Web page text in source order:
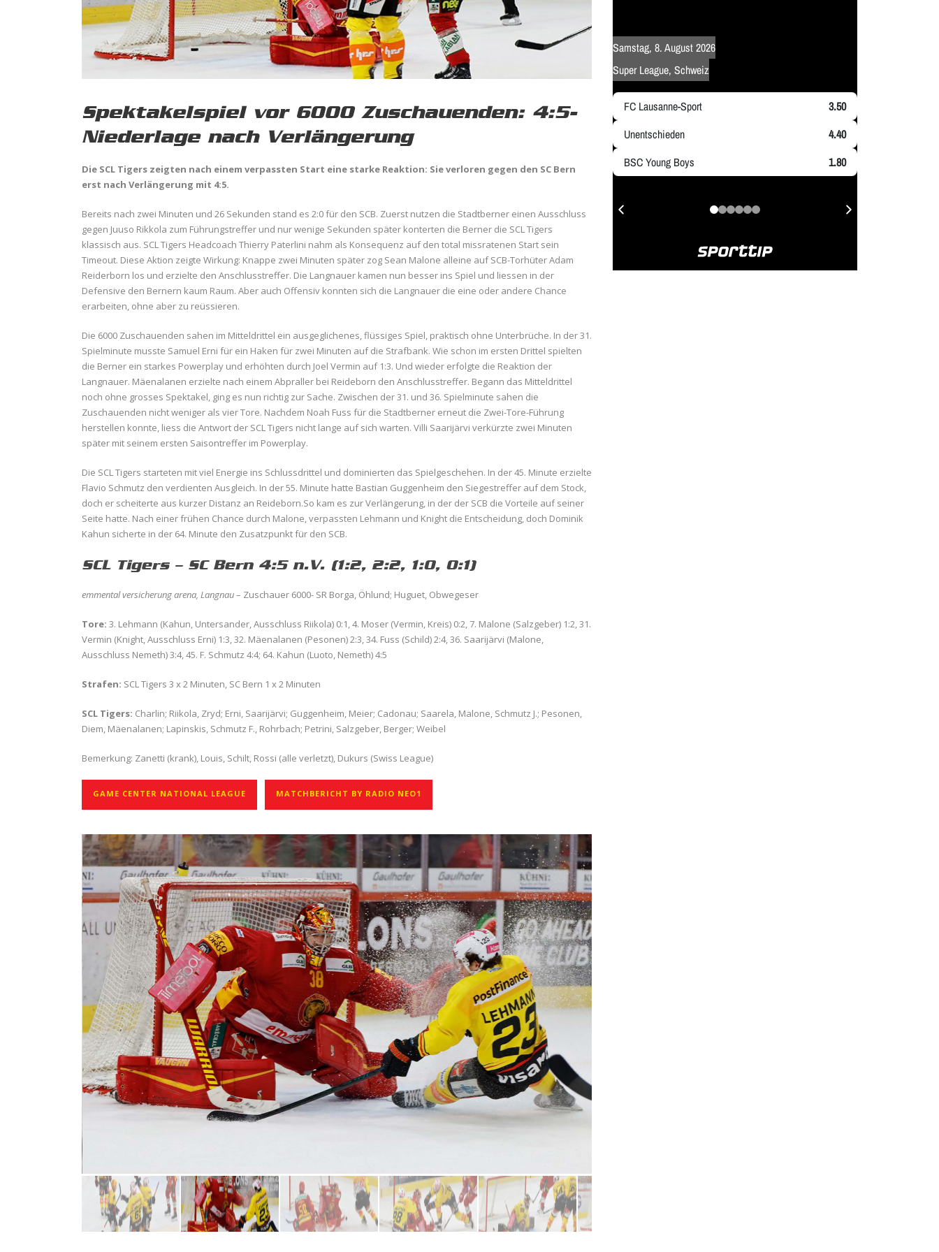
Spektakelspiel vor 6000 Zuschauenden: 4:5-
Niederlage nach Verlängerung
Die SCL Tigers zeigten nach einem verpassten Start eine starke Reaktion: Sie verloren gegen den SC Bern
erst nach Verlängerung mit 4:5.
Bereits nach zwei Minuten und 26 Sekunden stand es 2:0 für den SCB. Zuerst nutzen die Stadtberner einen Ausschluss
gegen Juuso Rikkola zum Führungstreffer und nur wenige Sekunden später konterten die Berner die SCL Tigers
klassisch aus. SCL Tigers Headcoach Thierry Paterlini nahm als Konsequenz auf den total missratenen Start sein
Timeout. Diese Aktion zeigte Wirkung: Knappe zwei Minuten später zog Sean Malone alleine auf SCB-Torhüter Adam
Reiderborn los und erzielte den Anschlusstreffer. Die Langnauer kamen nun besser ins Spiel und liessen in der
Defensive den Bernern kaum Raum. Aber auch Offensiv konnten sich die Langnauer die eine oder andere Chance
erarbeiten, ohne aber zu reüssieren.
Die 6000 Zuschauenden sahen im Mitteldrittel ein ausgeglichenes, flüssiges Spiel, praktisch ohne Unterbrüche. In der 31.
Spielminute musste Samuel Erni für ein Haken für zwei Minuten auf die Strafbank. Wie schon im ersten Drittel spielten
die Berner ein starkes Powerplay und erhöhten durch Joel Vermin auf 1:3. Und wieder erfolgte die Reaktion der
Langnauer. Mäenalanen erzielte nach einem Abpraller bei Reideborn den Anschlusstreffer. Begann das Mitteldrittel
noch ohne grosses Spektakel, ging es nun richtig zur Sache. Zwischen der 31. und 36. Spielminute sahen die
Zuschauenden nicht weniger als vier Tore. Nachdem Noah Fuss für die Stadtberner erneut die Zwei-Tore-Führung
herstellen konnte, liess die Antwort der SCL Tigers nicht lange auf sich warten. Villi Saarijärvi verkürzte zwei Minuten
später mit seinem ersten Saisontreffer im Powerplay.
Die SCL Tigers starteten mit viel Energie ins Schlussdrittel und dominierten das Spielgeschehen. In der 45. Minute erzielte
Flavio Schmutz den verdienten Ausgleich. In der 55. Minute hatte Bastian Guggenheim den Siegestreffer auf dem Stock,
doch er scheiterte aus kurzer Distanz an Reideborn.So kam es zur Verlängerung, in der der SCB die Vorteile auf seiner
Seite hatte. Nach einer frühen Chance durch Malone, verpassten Lehmann und Knight die Entscheidung, doch Dominik
Kahun sicherte in der 64. Minute den Zusatzpunkt für den SCB.
SCL Tigers – SC Bern 4:5 n.V. (1:2, 2:2, 1:0, 0:1)
emmental versicherung arena, Langnau– Zuschauer 6000- SR Borga, Öhlund; Huguet, Obwegeser
Tore: 3. Lehmann (Kahun, Untersander, Ausschluss Riikola) 0:1, 4. Moser (Vermin, Kreis) 0:2, 7. Malone (Salzgeber) 1:2, 31.
Vermin (Knight, Ausschluss Erni) 1:3, 32. Mäenalanen (Pesonen) 2:3, 34. Fuss (Schild) 2:4, 36. Saarijärvi (Malone,
Ausschluss Nemeth) 3:4, 45. F. Schmutz 4:4; 64. Kahun (Luoto, Nemeth) 4:5
Strafen: SCL Tigers 3 x 2 Minuten, SC Bern 1 x 2 Minuten
SCL Tigers: Charlin; Riikola, Zryd; Erni, Saarijärvi; Guggenheim, Meier; Cadonau; Saarela, Malone, Schmutz J.; Pesonen,
Diem, Mäenalanen; Lapinskis, Schmutz F., Rohrbach; Petrini, Salzgeber, Berger; Weibel
Bemerkung: Zanetti (krank), Louis, Schilt, Rossi (alle verletzt), Dukurs (Swiss League)
GAME CENTER NATIONAL LEAGUE MATCHBERICHT BY RADIO NEO1